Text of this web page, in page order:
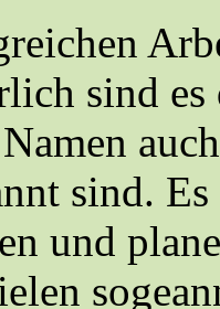
sind es
sind.
und